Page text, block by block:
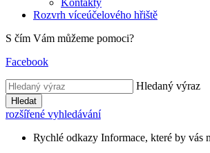
Kontakty
Rozvrh víceúčelového hřiště
S čím Vám můžeme pomoci?
Facebook
Hledaný výraz
Hledat
rozšířené vyhledávání
Rychlé odkazy Informace, které by vás